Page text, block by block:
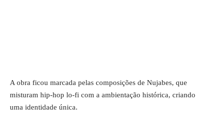
A obra ficou marcada pelas composições de Nujabes, que
misturam hip-hop lo-fi com a ambientação histórica, criando
uma identidade única.